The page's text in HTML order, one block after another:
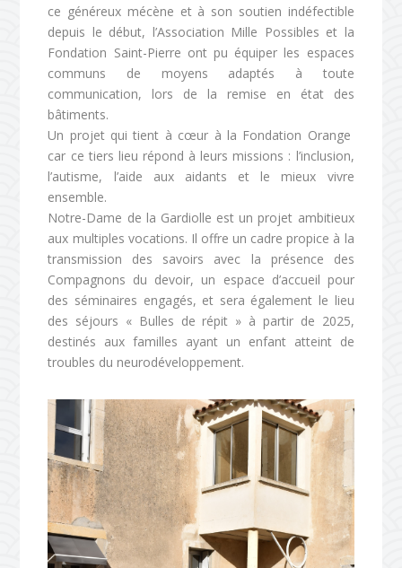
ce généreux mécène et à son soutien indéfectible
depuis le début, l’Association Mille Possibles et la
Fondation Saint-Pierre ont pu équiper les espaces
communs de moyens adaptés à toute
communication, lors de la remise en état des
bâtiments.
Un projet qui tient à cœur à la Fondation Orange
car ce tiers lieu répond à leurs missions : l’inclusion,
l’autisme, l’aide aux aidants et le mieux vivre
ensemble.
Notre-Dame de la Gardiolle est un projet ambitieux
aux multiples vocations. Il offre un cadre propice à la
transmission des savoirs avec la présence des
Compagnons du devoir, un espace d’accueil pour
des séminaires engagés, et sera également le lieu
des séjours « Bulles de répit » à partir de 2025,
destinés aux familles ayant un enfant atteint de
troubles du neurodéveloppement.